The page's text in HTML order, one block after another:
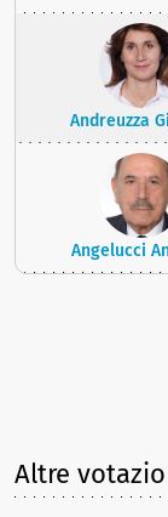
Andreuzza
Angelucci
Altre